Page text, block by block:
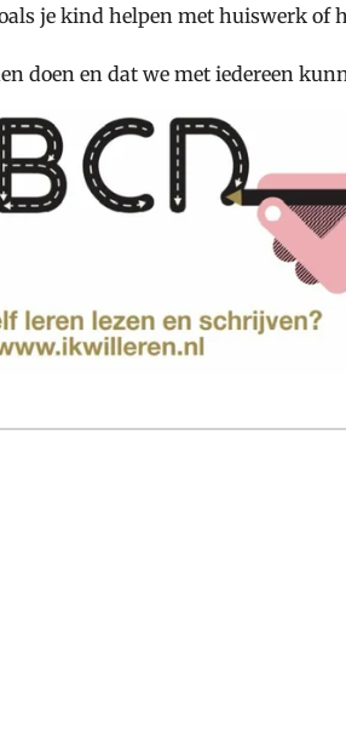
je kind helpen met huiswerk of
doen en dat we met iedereen